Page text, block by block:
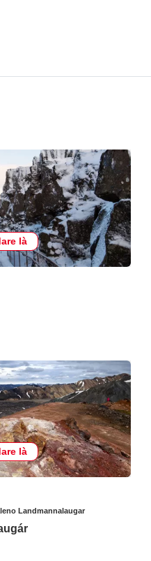
là
là
Landmannalaugar